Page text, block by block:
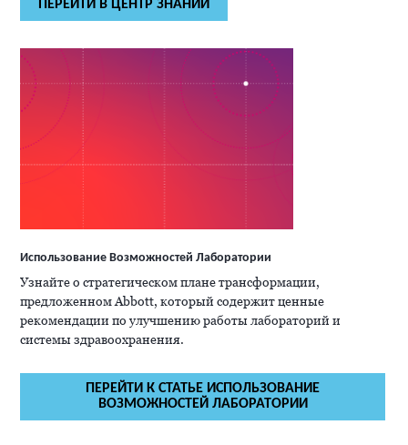
ПЕРЕЙТИ В ЦЕНТР ЗНАНИЙ
Использование Возможностей Лаборатории
Узнайте о стратегическом плане трансформации,
предложенном Abbott, который содержит ценные
рекомендации по улучшению работы лабораторий и
системы здравоохранения.
ПЕРЕЙТИ К СТАТЬЕ ИСПОЛЬЗОВАНИЕ
ВОЗМОЖНОСТЕЙ ЛАБОРАТОРИИ